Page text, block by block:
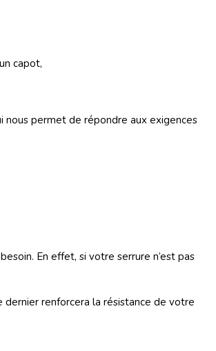
capot,
nous permet de répondre aux exigences
En effet, si votre serrure n’est pas
dernier renforcera la résistance de votre